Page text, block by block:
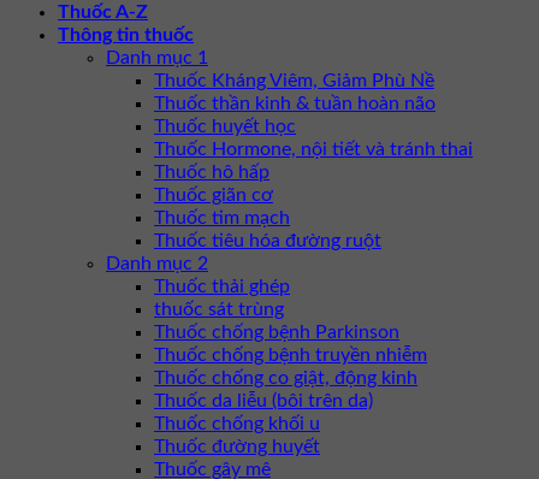
Thuốc A-Z
Thông tin thuốc
Danh mục 1
Thuốc Kháng Viêm, Giảm Phù Nề
Thuốc thần kinh & tuần hoàn não
Thuốc huyết học
Thuốc Hormone, nội tiết và tránh thai
Thuốc hô hấp
Thuốc giãn cơ
Thuốc tim mạch
Thuốc tiêu hóa đường ruột
Danh mục 2
Thuốc thải ghép
thuốc sát trùng
Thuốc chống bệnh Parkinson
Thuốc chống bệnh truyền nhiễm
Thuốc chống co giật, động kinh
Thuốc da liễu (bôi trên da)
Thuốc chống khối u
Thuốc đường huyết
Thuốc gây mê